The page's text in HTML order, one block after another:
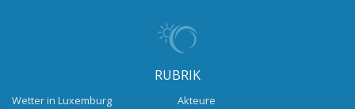
RUBRIK
Wetter in Luxemburg
Akteure